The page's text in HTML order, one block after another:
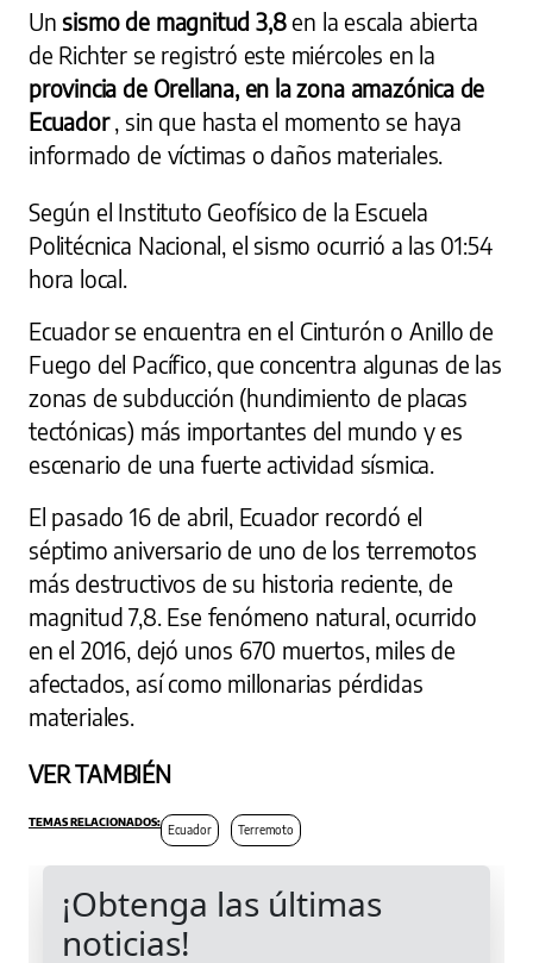
Unsismo de magnitud 3,8en la escala abierta
de Richter se registró este miércoles en la
provincia de Orellana, en la zona amazónica de
Ecuador, sin que hasta el momento se haya
informado de víctimas o daños materiales.
Según el Instituto Geofísico de la Escuela
Politécnica Nacional, el sismo ocurrió a las 01:54
hora local.
Ecuador se encuentra en el Cinturón o Anillo de
Fuego del Pacífico, que concentra algunas de las
zonas de subducción (hundimiento de placas
tectónicas) más importantes del mundo y es
escenario de una fuerte actividad sísmica.
El pasado 16 de abril, Ecuador recordó el
séptimo aniversario de uno de los terremotos
más destructivos de su historia reciente, de
magnitud 7,8. Ese fenómeno natural, ocurrido
en el 2016, dejó unos 670 muertos, miles de
afectados, así como millonarias pérdidas
materiales.
VER TAMBIÉN
Ecuador Terremoto